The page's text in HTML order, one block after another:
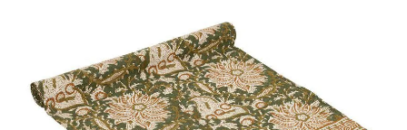
LÄGG I VARUKORG